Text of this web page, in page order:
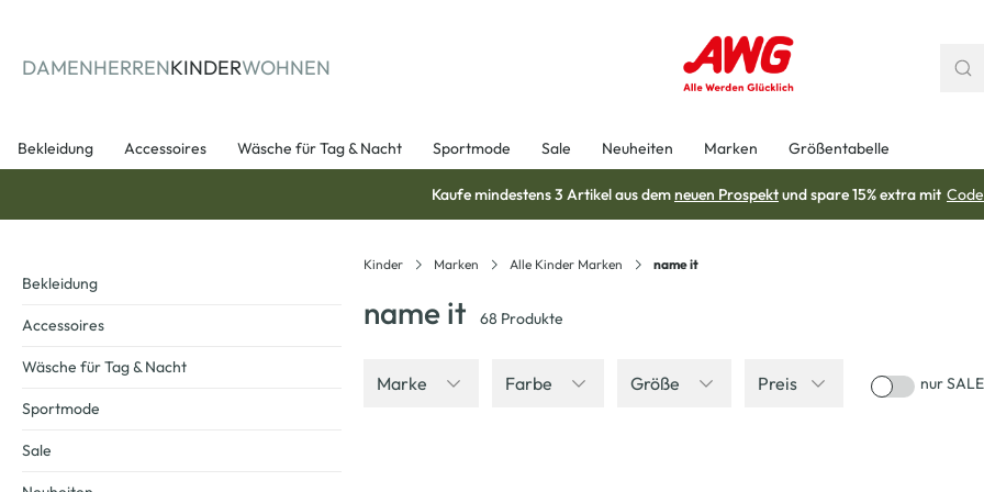
DAMENHERRENKINDERWOHNEN
Bekleidung Accessoires Wäsche für Tag & Nacht Sportmode Sale Neuheiten Marken Größentabelle
Kaufe mindestens 3 Artikel aus demneuen Prospektund spare 15% extra mit
Kinder Marken Alle Kinder Marken name it
name it 68 Produkte
Marke Farbe Größe Preis nur
Bekleidung
Accessoires
Wäsche für Tag & Nacht
Sportmode
Sale